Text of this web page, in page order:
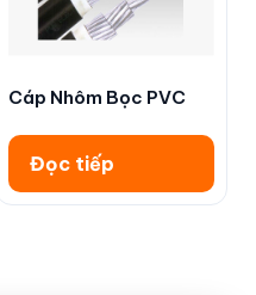
Cáp Nhôm Bọc PVC
Đọc tiếp